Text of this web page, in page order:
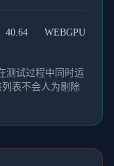
40.64 WEBGPU
测试过程中同时运
表不会人为剔除